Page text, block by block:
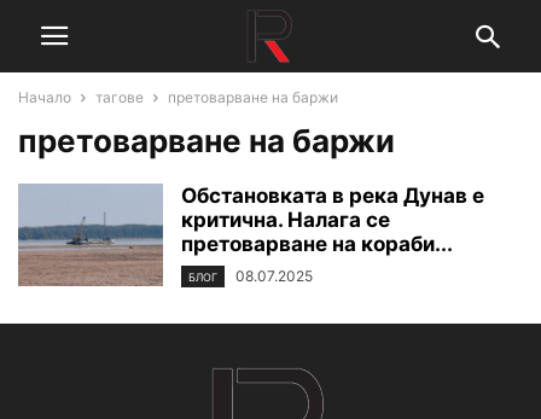
Начало тагове претоварване на баржи
претоварване на баржи
Обстановката в река Дунав е
критична. Налага се
претоварване на кораби...
БЛОГ 08.07.2025